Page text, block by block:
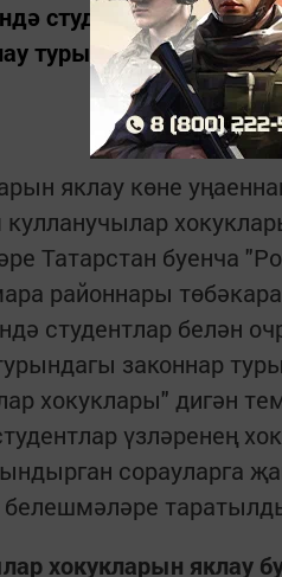
студентлар белән
турындагы
яклау көне
Татарстан буенча
районнары төбәкара
студентлар белән
законнар
хокуклары" дигән
үзләренең
сорауларга
хокукларын яклау